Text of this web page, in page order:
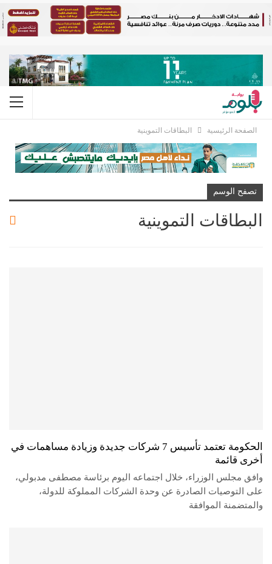
الصفحة الرئيسية البطاقات التموينية
تصفح الوسم
البطاقات التموينية
الحكومة تعتمد تأسيس 7 شركات جديدة وزيادة مساهمات في
أخرى قائمة
وافق مجلس الوزراء، خلال اجتماعه اليوم برئاسة مصطفى مدبولي،
على التوصيات الصادرة عن وحدة الشركات المملوكة للدولة،
والمتضمنة الموافقة